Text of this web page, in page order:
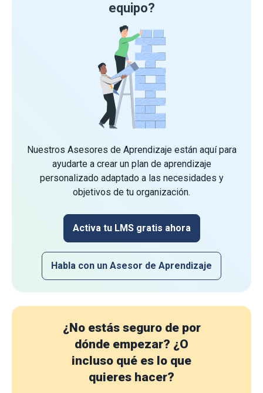
equipo?
Nuestros Asesores de Aprendizaje están aquí para
ayudarte a crear un plan de aprendizaje
personalizado adaptado a las necesidades y
objetivos de tu organización.
Activa tu LMS gratis ahora
Habla con un Asesor de Aprendizaje
¿No estás seguro de por
dónde empezar? ¿O
incluso qué es lo que
quieres hacer?